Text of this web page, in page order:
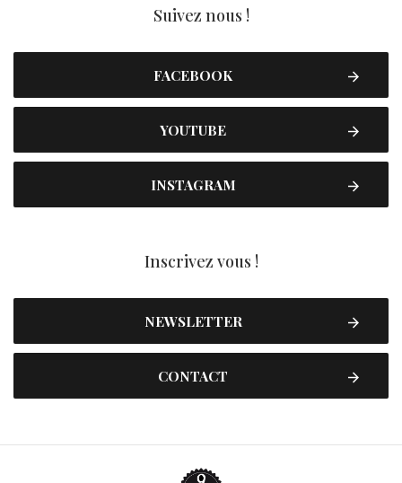
Suivez nous !
FACEBOOK
YOUTUBE
INSTAGRAM
Inscrivez vous !
NEWSLETTER
CONTACT